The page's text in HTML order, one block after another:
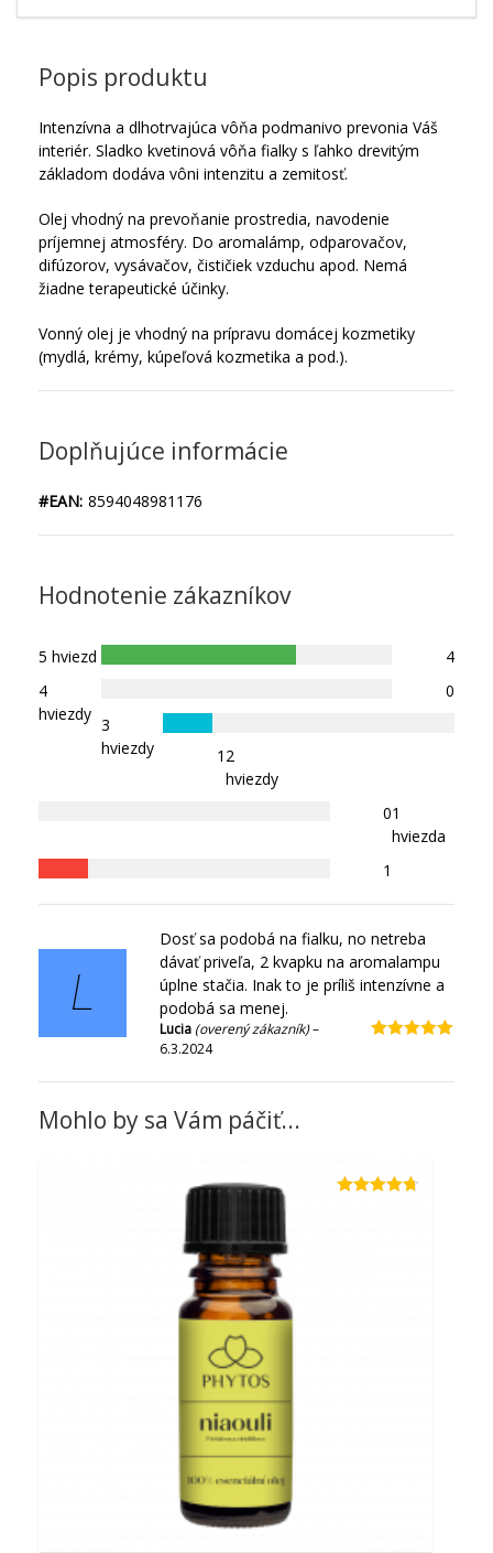
Popis produktu
Intenzívna a dlhotrvajúca vôňa podmanivo prevonia Váš
interiér. Sladko kvetinová vôňa fialky s ľahko drevitým
základom dodáva vôni intenzitu a zemitosť.
Olej vhodný na prevoňanie prostredia, navodenie
príjemnej atmosféry. Do aromalámp, odparovačov,
difúzorov, vysávačov, čističiek vzduchu apod. Nemá
žiadne terapeutické účinky.
Vonný olej je vhodný na prípravu domácej kozmetiky
(mydlá, krémy, kúpeľová kozmetika a pod.).
Doplňujúce informácie
#EAN: 8594048981176
Hodnotenie zákazníkov
5 hviezd
4
4
hviezdy
0
3
hviezdy
1 2
hviezdy
01
hviezda
1
L
Dosť sa podobá na fialku, no netreba
dávať priveľa, 2 kvapku na aromalampu
úplne stačia. Inak to je príliš intenzívne a
podobá sa menej.
Lucia (overený zákazník)–
6.3.2024
Mohlo by sa Vám páčiť...